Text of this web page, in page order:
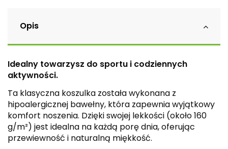
Opis
Idealny towarzysz do sportu i codziennych
aktywności.
Ta klasyczna koszulka została wykonana z
hipoalergicznej bawełny, która zapewnia wyjątkowy
komfort noszenia. Dzięki swojej lekkości (około 160
g/m²) jest idealna na każdą porę dnia, oferując
przewiewność i naturalną miękkość.